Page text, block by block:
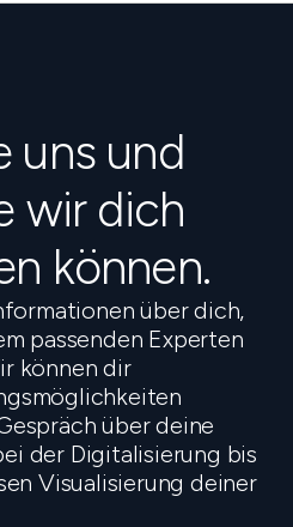
uns und
wir dich
können.
über dich,
passenden Experten
können dir
über deine
der Digitalisierung bis
Visualisierung deiner